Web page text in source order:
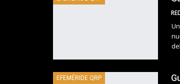
EFEMÉRIDE QRP